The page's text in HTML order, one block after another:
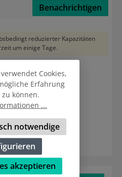
Benachrichtigen
reduzierter Kapazitäten
um einige Tage.
Cookies,
Erfahrung
können.
...
notwendige
akzeptieren